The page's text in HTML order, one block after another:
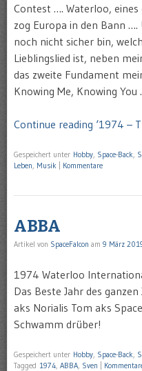
Contest …. Waterloo,
zog Europa in den Bann
noch nicht sicher bin,
Lieblingslied ist, neben
das zweite Fundament
Knowing Me, Knowing You
Continue reading ‘1974 –
Gespeichert unter Hobby Space-Back
Leben Musik Kommentare
ABBA
Artikel von SpaceFalcon am 9 März
1974 Waterloo
Das Beste Jahr des
aks Norialis Tom aks
Schwamm drüber!
Gespeichert unter Hobby Space-Back
Tagged 1974 ABBA Sven